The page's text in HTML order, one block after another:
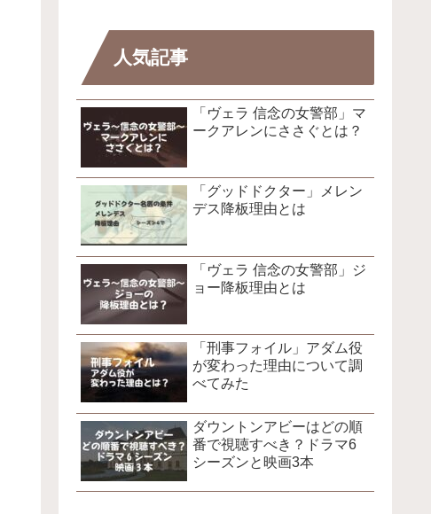
人気記事
「ヴェラ 信念の女警部」マ
ークアレンにささぐとは？
「グッドドクター」メレン
デス降板理由とは
「ヴェラ 信念の女警部」ジ
ョー降板理由とは
「刑事フォイル」アダム役
が変わった理由について調
べてみた
ダウントンアビーはどの順
番で視聴すべき？ドラマ6
シーズンと映画3本